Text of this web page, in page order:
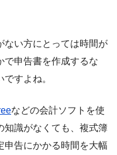
ない方にとっては時間が
で申告書を作成するな
すよね。
などの会計ソフトを使
知識がなくても、複式簿
申告にかかる時間を大幅